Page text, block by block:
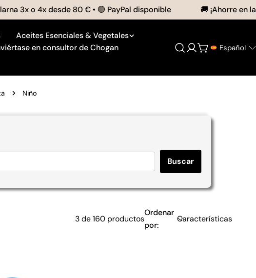
3x o 4x desde 80 € • 🟢 PayPal disponible 🚚 ¡Ahorre en la
Aceites Esenciales & Vegetales
en consultor de Chogan
Acceso
Carro
Español
Niño
Buscar
3 de 160 productos
Ordenar
por: